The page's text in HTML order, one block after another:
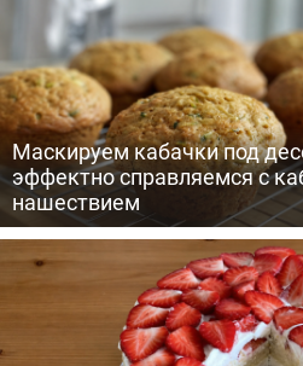
Маскируем кабачки под
эффектно справляемся с
нашествием